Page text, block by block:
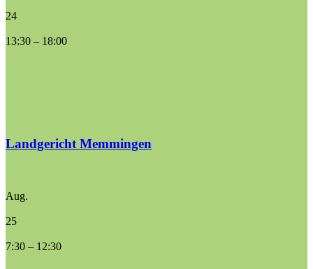
24
13:30 – 18:00
Landgericht Memmingen
Aug.
25
7:30 – 12:30